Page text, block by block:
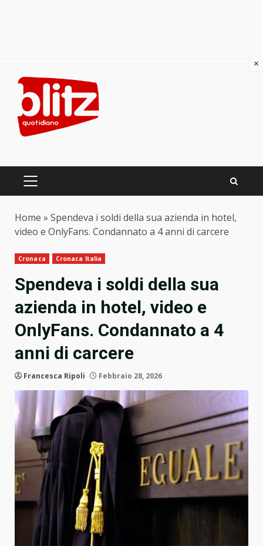
content
PRIMARY
Home » Spendeva i soldi della sua azienda in hotel,
video e OnlyFans. Condannato a 4 anni di carcere
Cronaca Cronaca Italia
Spendeva i soldi della sua
azienda in hotel, video e
OnlyFans. Condannato a 4
anni di carcere
Francesca Ripoli Febbraio 28, 2026
×